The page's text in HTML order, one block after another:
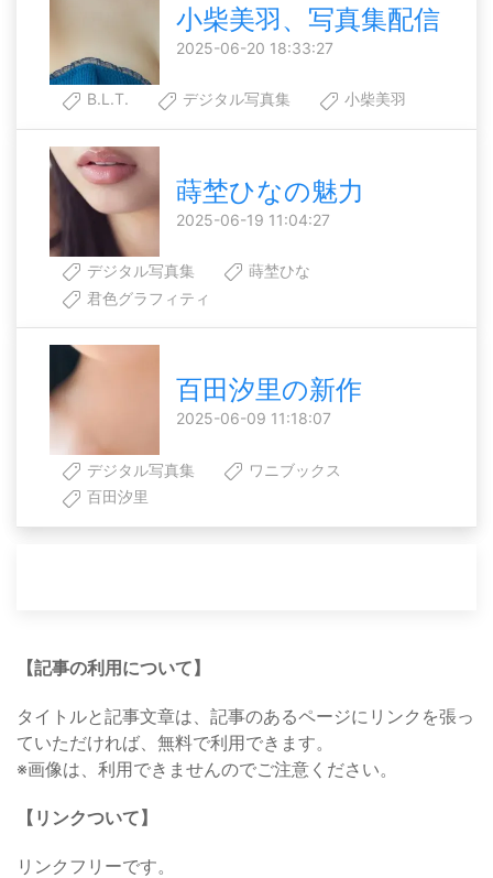
小柴美羽、写真集配信
2025-06-20 18:33:27
B.L.T. デジタル写真集 小柴美羽
蒔埜ひなの魅力
2025-06-19 11:04:27
デジタル写真集
蒔埜ひな
君色グラフィティ
百田汐里の新作
2025-06-09 11:18:07
デジタル写真集
ワニブックス
百田汐里
【記事の利用について】
タイトルと記事文章は、記事のあるページにリンクを張っ
ていただければ、無料で利用できます。
※画像は、利用できませんのでご注意ください。
【リンクついて】
リンクフリーです。